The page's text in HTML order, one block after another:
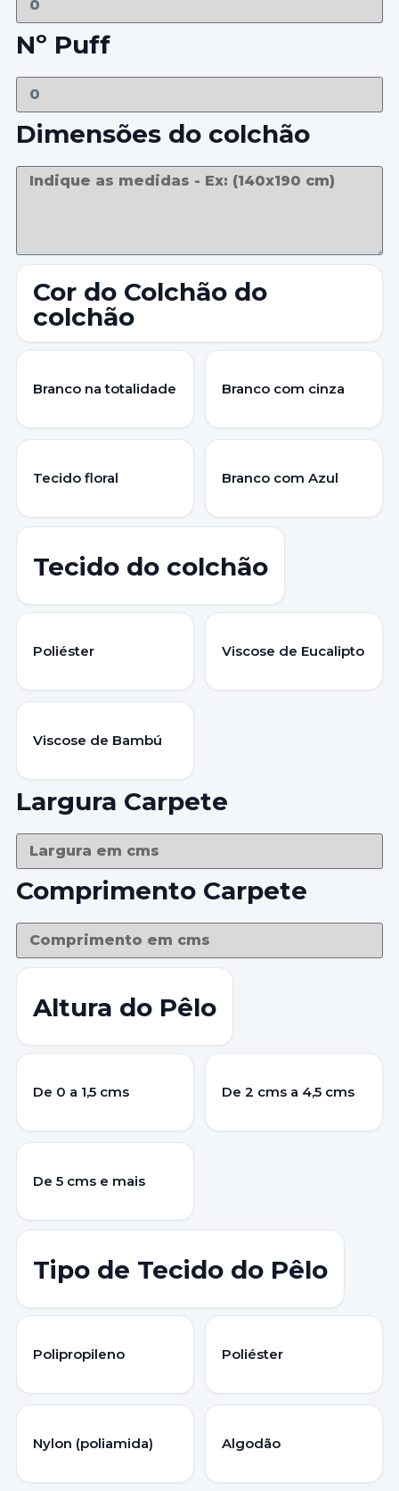
Nº Puff
Dimensões do colchão
Cor do Colchão do
colchão
Branco na totalidade Branco com cinza
Tecido floral Branco com Azul
Tecido do colchão
Poliéster Viscose de Eucalipto
Viscose de Bambú
Largura Carpete
Comprimento Carpete
Altura do Pêlo
De 0 a 1,5 cms De 2 cms a 4,5 cms
De 5 cms e mais
Tipo de Tecido do Pêlo
Polipropileno Poliéster
Nylon (poliamida) Algodão